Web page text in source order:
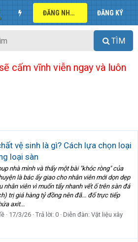
ĐĂNG NHẬP ĐĂNG KÝ
TÌM
cấm vĩnh viễn ngay và luôn
vệ sinh là gì? Cách lựa chọn loại
loại sàn
nhà mình và thấy một bài "khóc ròng" của
là bác ấy giao cho nhân viên mới dọn dẹp
nhân viên vì muốn tẩy nhanh vết ố trên sàn đá
trị giá hàng tỷ đồng nên đã... đổ trực tiếp
axit...
17/3/26 Trả lời: 0 Diễn đàn: Vật liệu xây